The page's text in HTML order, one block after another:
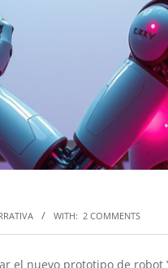
WITH: 2 COMMENTS
el nuevo prototipo de robot